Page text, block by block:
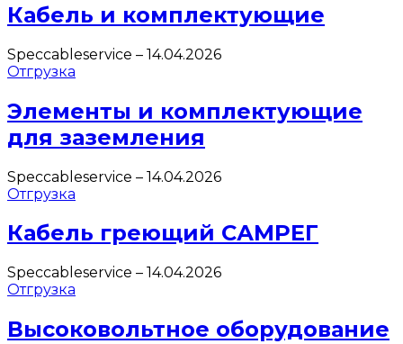
Кабель и комплектующие
Speccableservice – 14.04.2026
Отгрузка
Элементы и комплектующие
для заземления
Speccableservice – 14.04.2026
Отгрузка
Кабель греющий САМРЕГ
Speccableservice – 14.04.2026
Отгрузка
Высоковольтное оборудование